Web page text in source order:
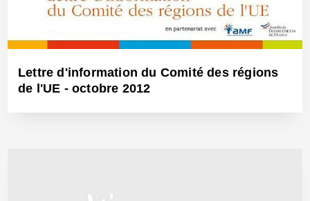
Lettre d'information du Comité des régions
de l'UE - octobre 2012